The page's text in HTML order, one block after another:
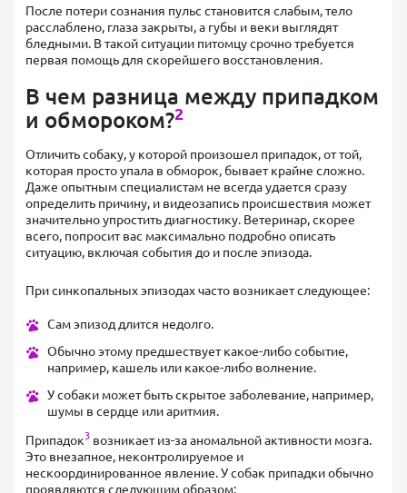
После потери сознания пульс становится слабым, тело
расслаблено, глаза закрыты, а губы и веки выглядят
бледными. В такой ситуации питомцу срочно требуется
первая помощь для скорейшего восстановления.
В чем разница между припадком
и обмороком?2
Отличить собаку, у которой произошел припадок, от той,
которая просто упала в обморок, бывает крайне сложно.
Даже опытным специалистам не всегда удается сразу
определить причину, и видеозапись происшествия может
значительно упростить диагностику. Ветеринар, скорее
всего, попросит вас максимально подробно описать
ситуацию, включая события до и после эпизода.
При синкопальных эпизодах часто возникает следующее:
Сам эпизод длится недолго.
Обычно этому предшествует какое-либо событие,
например, кашель или какое-либо волнение.
У собаки может быть скрытое заболевание, например,
шумы в сердце или аритмия.
Припадок3 возникает из-за аномальной активности мозга.
Это внезапное, неконтролируемое и
нескоординированное явление. У собак припадки обычно
проявляются следующим образом: